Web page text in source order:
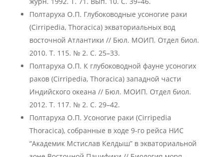
Полтаруха О.П. Глубоководные усоногие раки
(Cirripedia, Thoracica) экваториальных вод
восточной Атлантики // Бюл. МОИП. Отдел биол.
2010. Т. 115. № 2. С. 25–33.
Полтаруха О.П. К глубоководной фауне усоногих
раков (Cirripedia, Thoracica) западной части
Индийского океана // Бюл. МОИП. Отдел биол.
2012. Т. 117. № 2. С. 29–42.
Полтаруха О.П. Усоногие раки (Cirripedia
Thoracica), собранные в ходе 9-го рейса НИС
“Академик Мстислав Келдыш” в экваториальной